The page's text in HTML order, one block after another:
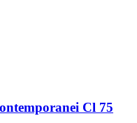
Cl 75